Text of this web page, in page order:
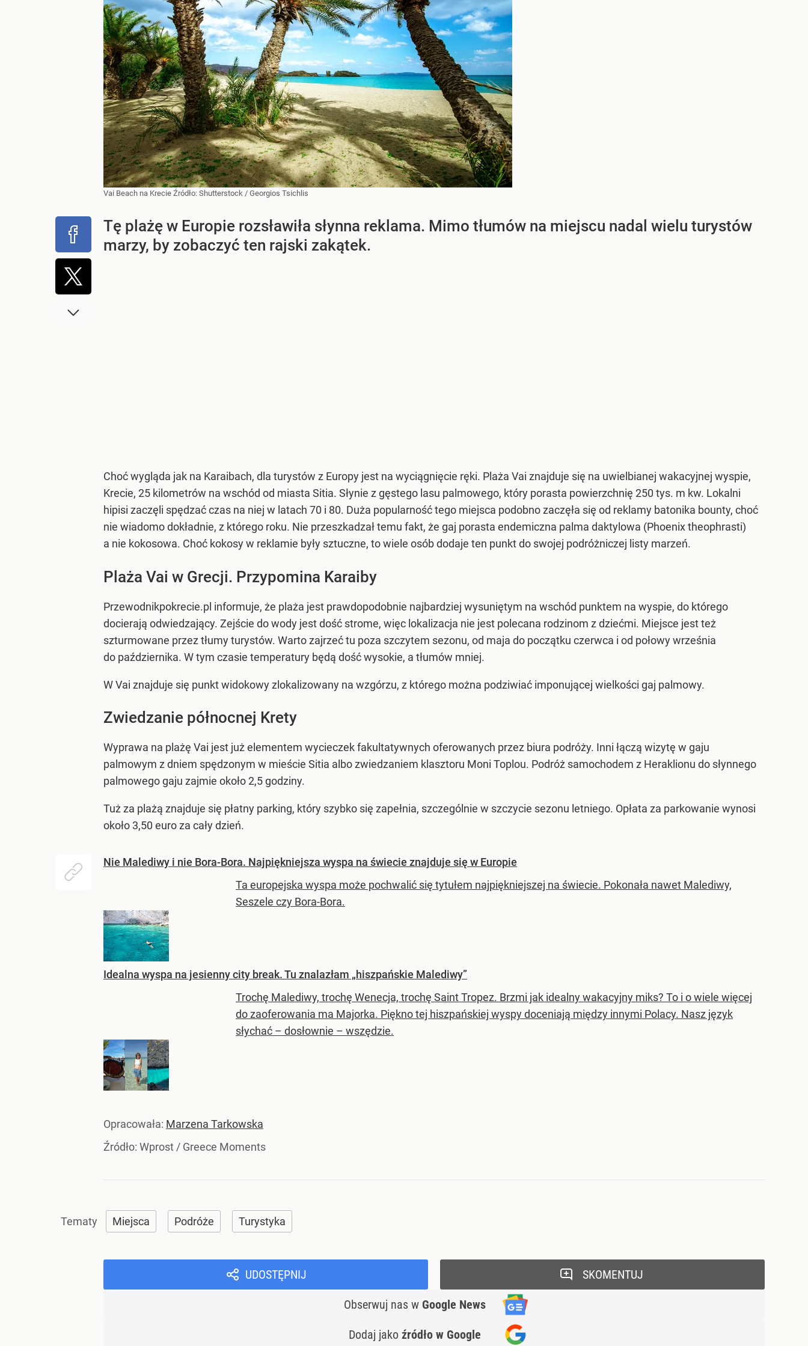
Vai Beach na Krecie Źródło: Shutterstock / Georgios Tsichlis
Tę plażę w Europie rozsławiła słynna reklama. Mimo tłumów na miejscu nadal wielu turystów
marzy, by zobaczyć ten rajski zakątek.
Choć wygląda jak na Karaibach, dla turystów z Europy jest na wyciągnięcie ręki. Plaża Vai znajduje się na uwielbianej wakacyjnej wyspie,
Krecie, 25 kilometrów na wschód od miasta Sitia. Słynie z gęstego lasu palmowego, który porasta powierzchnię 250 tys. m kw. Lokalni
hipisi zaczęli spędzać czas na niej w latach 70 i 80. Duża popularność tego miejsca podobno zaczęła się od reklamy batonika bounty, choć
nie wiadomo dokładnie, z którego roku. Nie przeszkadzał temu fakt, że gaj porasta endemiczna palma daktylowa (Phoenix theophrasti)
a nie kokosowa. Choć kokosy w reklamie były sztuczne, to wiele osób dodaje ten punkt do swojej podróżniczej listy marzeń.
Plaża Vai w Grecji. Przypomina Karaiby
Przewodnikpokrecie.pl informuje, że plaża jest prawdopodobnie najbardziej wysuniętym na wschód punktem na wyspie, do którego
docierają odwiedzający. Zejście do wody jest dość strome, więc lokalizacja nie jest polecana rodzinom z dziećmi. Miejsce jest też
szturmowane przez tłumy turystów. Warto zajrzeć tu poza szczytem sezonu, od maja do początku czerwca i od połowy września
do października. W tym czasie temperatury będą dość wysokie, a tłumów mniej.
W Vai znajduje się punkt widokowy zlokalizowany na wzgórzu, z którego można podziwiać imponującej wielkości gaj palmowy.
Zwiedzanie północnej Krety
Wyprawa na plażę Vai jest już elementem wycieczek fakultatywnych oferowanych przez biura podróży. Inni łączą wizytę w gaju
palmowym z dniem spędzonym w mieście Sitia albo zwiedzaniem klasztoru Moni Toplou. Podróż samochodem z Heraklionu do słynnego
palmowego gaju zajmie około 2,5 godziny.
Tuż za plażą znajduje się płatny parking, który szybko się zapełnia, szczególnie w szczycie sezonu letniego. Opłata za parkowanie wynosi
około 3,50 euro za cały dzień.
Nie Malediwy i nie Bora-Bora. Najpiękniejsza wyspa na świecie znajduje się w Europie
Ta europejska wyspa może pochwalić się tytułem najpiękniejszej na świecie. Pokonała nawet Malediwy,
Seszele czy Bora-Bora.
Idealna wyspa na jesienny city break. Tu znalazłam „hiszpańskie Malediwy”
Trochę Malediwy, trochę Wenecja, trochę Saint Tropez. Brzmi jak idealny wakacyjny miks? To i o wiele więcej
do zaoferowania ma Majorka. Piękno tej hiszpańskiej wyspy doceniają między innymi Polacy. Nasz język
słychać – dosłownie – wszędzie.
Opracowała: Marzena Tarkowska
Źródło: Wprost / Greece Moments
Miejsca Podróże Turystyka
UDOSTĘPNIJ
Obserwuj nas w Google News
Dodaj jako źródło w Google
SKOMENTUJ